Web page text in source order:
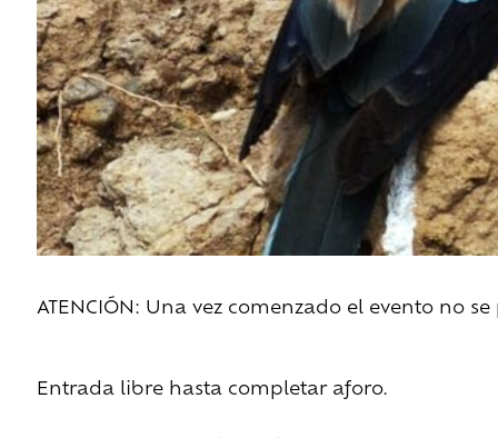
ATENCIÓN: Una vez comenzado el evento no
Entrada libre hasta completar aforo.